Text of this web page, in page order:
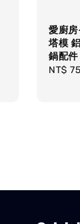
愛廚
塔模
鍋配
Regular
NT$ 75